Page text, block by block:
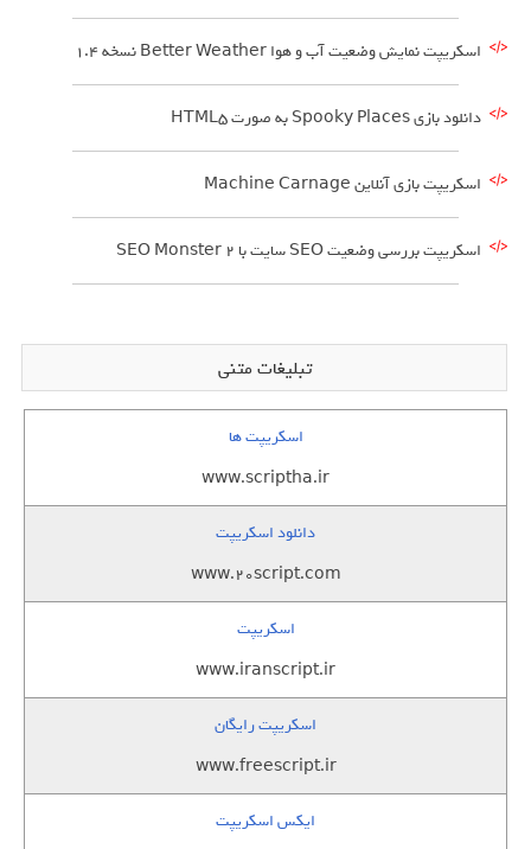
اسکریپت نمایش وضعیت آب و هوا Better Weather نسخه 1.4
دانلود بازي Spooky Places به صورت HTML5
اسکریپت بازی آنلاین Machine Carnage
اسکریپت بررسی وضعیت SEO سایت با SEO Monster 2
تبلیغات متنی
اسکریپت ها
www.scriptha.ir
دانلود اسکریپت
www.20script.com
اسکریپت
www.iranscript.ir
اسکریپت رایگان
www.freescript.ir
ایکس اسکریپت